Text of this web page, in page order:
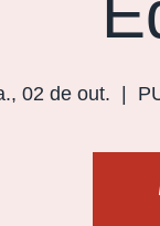
02 de out.